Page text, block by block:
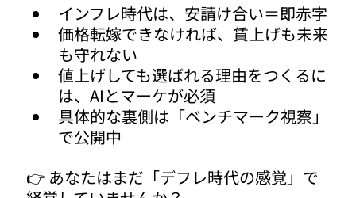
インフレ時代は、安請け合い＝即赤字
価格転嫁できなければ、賃上げも未来
も守れない
値上げしても選ばれる理由をつくるに
は、AIとマーケが必須
具体的な裏側は「ベンチマーク視察」
で公開中
👉 あなたはまだ「デフレ時代の感覚」で